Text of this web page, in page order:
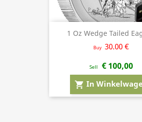
1 Oz Wedge Tailed
Buy 30.00 €
Sell € 100,00
shopping_cart In